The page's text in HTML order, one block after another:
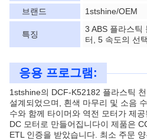
브랜드 1stshine/OEM
특징
3 ABS 플라스틱
터, 5 속도의 선
응용 프로그램:
1stshine의 DCF-K52182 플라스틱
설계되었으며, 흰색 마무리 및 소음
수와 함께 타이머와 역전 모터가 제
DC 모터로 만들어집니다이 제품은
ETL 인증을 받았습니다. 최소 주문